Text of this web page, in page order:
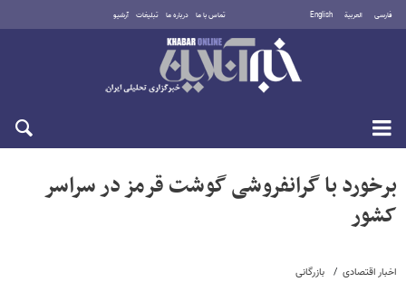
فارسی العربية English تماس با ما درباره ما تبلیغات آرشیو
جمعه ۱۶ مرداد ۱۴۰۵
اخبار اقتصادی بازرگانی
برخورد با گرانفروشی گوشت قرمز در سراسر
کشور